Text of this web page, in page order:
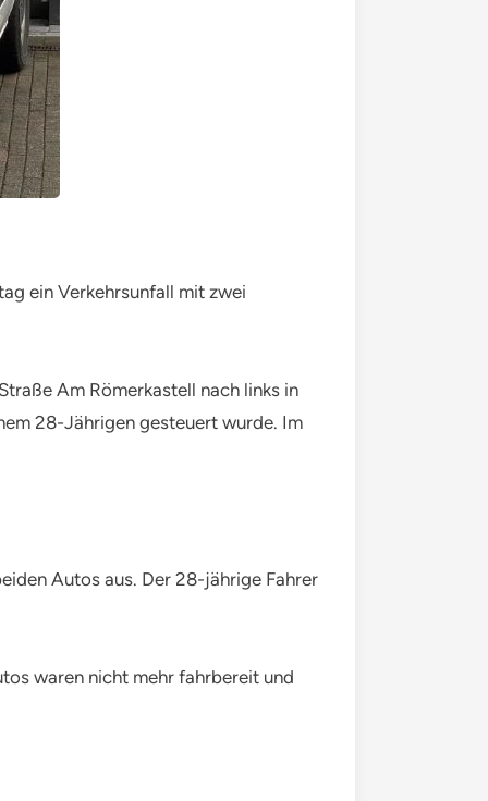
ein Verkehrsunfall mit zwei
Am Römerkastell nach links in
28-Jährigen gesteuert wurde. Im
Autos aus. Der 28-jährige Fahrer
waren nicht mehr fahrbereit und